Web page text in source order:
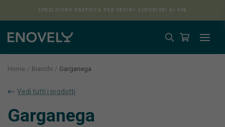
Aura
SPEDIZIONE GRATUITA PER ORDINI SUPERIORI AI 69€
Home Bianchi Garganega
Vedi tutti i prodotti
Garganega